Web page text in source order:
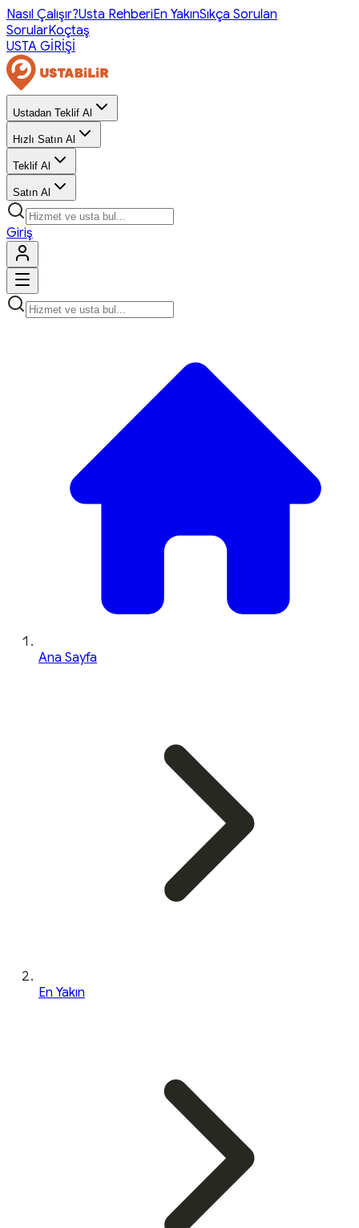
Nasıl Çalışır?Usta RehberiEn YakınSıkça Sorulan
SorularKoçtaş
USTA GİRİŞİ
Ustadan Teklif Al
Hızlı Satın Al
Teklif Al
Satın Al
Giriş
Ana Sayfa
En Yakın